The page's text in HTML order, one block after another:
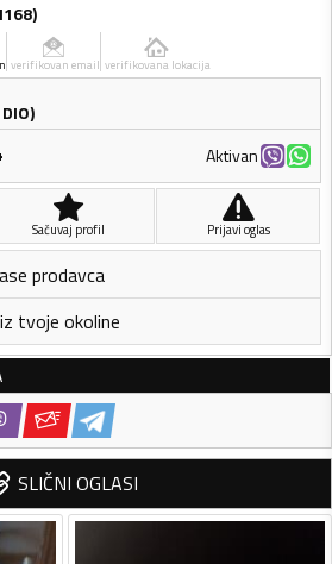
)
verifikovan email verifikovana lokacija
Aktivan
Sačuvaj profil Prijavi oglas
prodavca
tvoje okoline
SLIČNI OGLASI